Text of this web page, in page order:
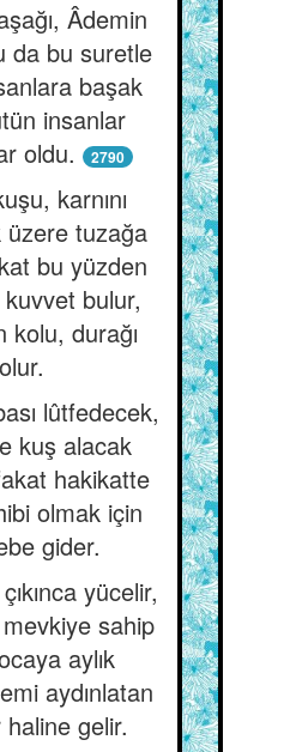
Âdemin
da bu suretle
başak
insanlar
oldu.
2790
karnını
tuzağa
bu yüzden
bulur,
kolu, durağı
olur.
lûtfedecek,
kuş alacak
hakikatte
olmak için
gider.
yücelir,
sahip
aylık
aydınlatan
gelir.